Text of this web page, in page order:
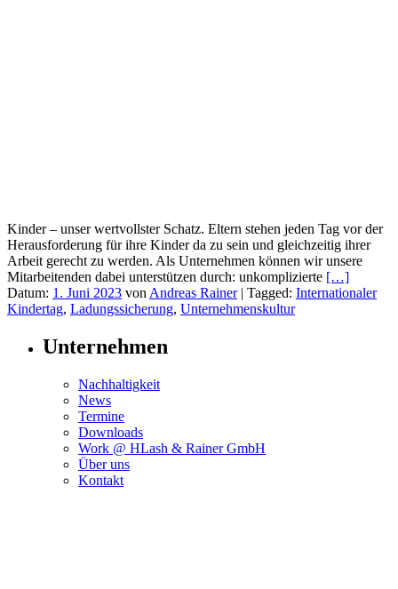
Kinder – unser wertvollster Schatz. Eltern stehen jeden Tag vor der
Herausforderung für ihre Kinder da zu sein und gleichzeitig ihrer
Arbeit gerecht zu werden. Als Unternehmen können wir unsere
Mitarbeitenden dabei unterstützen durch: unkomplizierte […]
Datum: 1. Juni 2023 von Andreas Rainer| Tagged: Internationaler
Kindertag, Ladungssicherung, Unternehmenskultur
Unternehmen
Nachhaltigkeit
News
Termine
Downloads
Work @ HLash & Rainer GmbH
Über uns
Kontakt